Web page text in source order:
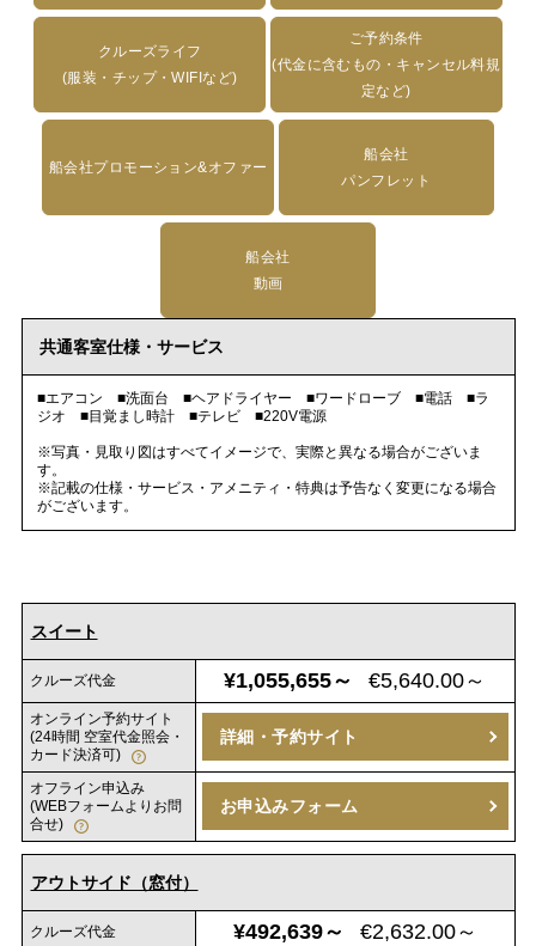
クルーズライフ
(服装・チップ・WIFIなど)
ご予約条件
(代金に含むもの・キャンセル料規
定など)
船会社プロモーション&オファー
船会社
パンフレット
船会社
動画
共通客室仕様・サービス
■エアコン ■洗面台 ■ヘアドライヤー ■ワードローブ ■電話 ■ラ
ジオ ■目覚まし時計 ■テレビ ■220V電源
※写真・見取り図はすべてイメージで、実際と異なる場合がございま
す。
※記載の仕様・サービス・アメニティ・特典は予告なく変更になる場合
がございます。
スイート
クルーズ代金 ¥1,055,655～ €5,640.00～
オンライン予約サイト
(24時間 空室代金照会・
カード決済可)
詳細・予約サイト
オフライン申込み
(WEBフォームよりお問
合せ)
お申込みフォーム
アウトサイド（窓付）
クルーズ代金 ¥492,639～ €2,632.00～